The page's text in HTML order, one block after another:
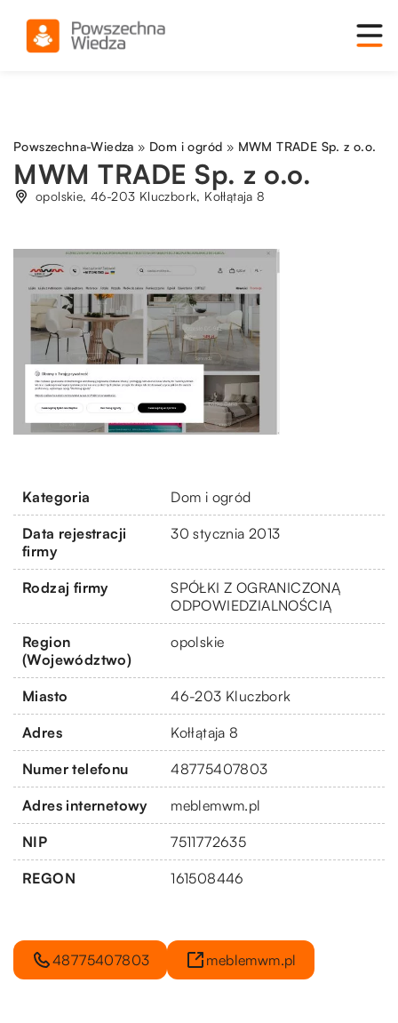
Powszechna-Wiedza » Dom i ogród » MWM TRADE Sp. z o.o.
MWM TRADE Sp. z o.o.
opolskie, 46-203 Kluczbork, Kołłątaja 8
Kategoria Dom i ogród
Data rejestracji
firmy
30 stycznia 2013
Rodzaj firmy
SPÓŁKI Z OGRANICZONĄ
ODPOWIEDZIALNOŚCIĄ
Region
(Województwo)
opolskie
Miasto 46-203 Kluczbork
Adres Kołłątaja 8
Numer telefonu 48775407803
Adres internetowy meblemwm.pl
NIP 7511772635
REGON 161508446
48775407803 meblemwm.pl